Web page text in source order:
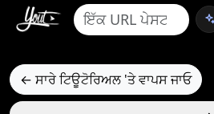
← ਸਾਰੇ ਟਿਊਟੋਰਿਅਲ 'ਤੇ ਵਾਪਸ ਜਾਓ